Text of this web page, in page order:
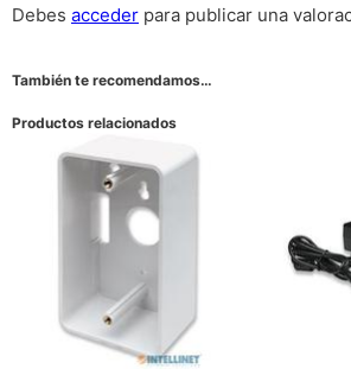
Debes acceder para publicar una
También te recomendamos…
Productos relacionados